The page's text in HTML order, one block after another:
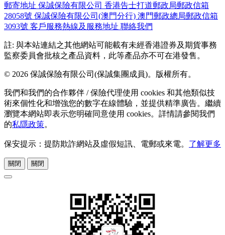
郵寄地址 保誠保險有限公司 香港告士打道郵政局郵政信箱
28058號 保誠保險有限公司(澳門分行) 澳門郵政總局郵政信箱
3093號 客戶服務熱線及服務地址 聯絡我們
註: 與本站連結之其他網站可能載有未經香港證券及期貨事務
監察委員會批核之產品資料，此等產品亦不可在港發售。
© 2026 保誠保險有限公司(保誠集團成員)。版權所有。
我們和我們的合作夥伴 / 保險代理使用 cookies 和其他類似技
術來個性化和增強您的數字在線體驗，並提供精準廣告。繼續
瀏覽本網站即表示您明確同意使用 cookies。詳情請參閱我們
的私隱政策。
保安提示：提防欺詐網站及虛假短訊、電郵或來電。 了解更多
關閉 關閉